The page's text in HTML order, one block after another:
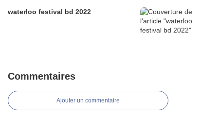
waterloo festival bd 2022
Commentaires
Ajouter un commentaire